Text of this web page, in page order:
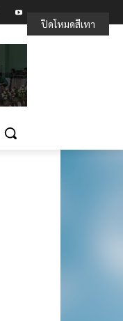
ปิดโหมดสีเทา